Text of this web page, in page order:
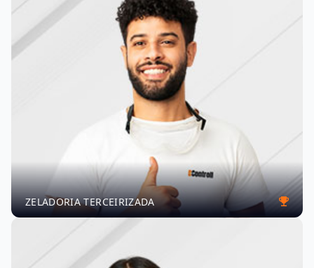
ZELADORIA TERCEIRIZADA